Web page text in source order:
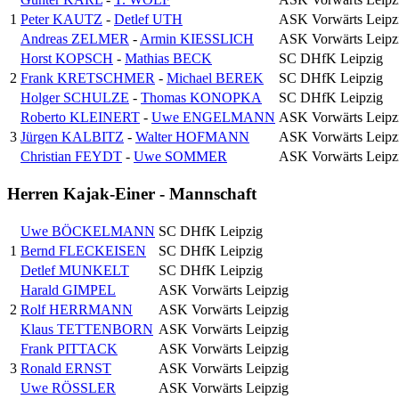
1 Peter KAUTZ - Detlef UTH
ASK Vorwärts
Andreas ZELMER - Armin KIESSLICH ASK Vorwärts
2
Horst KOPSCH - Mathias BECK
SC DHfK Leipzig
Frank KRETSCHMER - Michael BEREK
SC DHfK Leipzig
Holger SCHULZE - Thomas KONOPKA SC DHfK Leipzig
3
Roberto KLEINERT - Uwe ENGELMANN ASK Vorwärts
Jürgen KALBITZ - Walter HOFMANN
ASK Vorwärts
Christian FEYDT - Uwe SOMMER ASK Vorwärts
Herren Kajak-Einer - Mannschaft
1
Uwe BÖCKELMANN SC DHfK Leipzig
Bernd FLECKEISEN
SC DHfK Leipzig
Detlef MUNKELT
SC DHfK Leipzig
2
Harald GIMPEL
ASK Vorwärts Leipzig
Rolf HERRMANN
ASK Vorwärts Leipzig
Klaus TETTENBORN ASK Vorwärts Leipzig
3
Frank PITTACK
ASK Vorwärts Leipzig
Ronald ERNST
ASK Vorwärts Leipzig
Uwe RÖSSLER
ASK Vorwärts Leipzig